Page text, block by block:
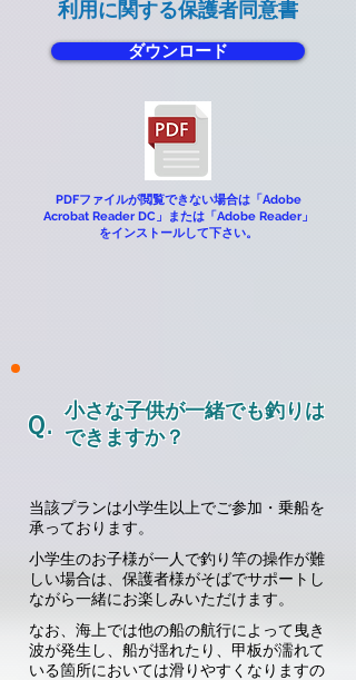
利用に関する保護者同意書
ダウンロード
​PDFファイルが閲覧できない場合は「Adobe
Acrobat Reader DC」または「Adobe Reader」
をインストールして下さい。
Ｑ. 小さな子供が一緒でも釣りは
できますか？
​当該プランは小学生以上でご参加・乗船を
承っております。
小学生のお子様が一人で釣り竿の操作が難
しい場合は、保護者様がそばでサポートし
ながら一緒にお楽しみいただけます。
なお、海上では他の船の航行によって曳き
波が発生し、船が揺れたり、甲板が濡れて
いる箇所においては滑りやすくなりますの